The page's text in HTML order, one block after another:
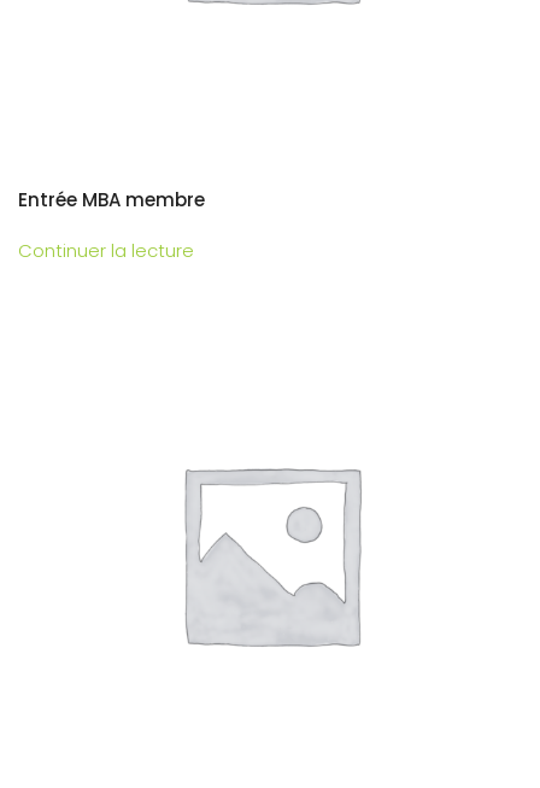
Entrée MBA membre
Continuer la lecture